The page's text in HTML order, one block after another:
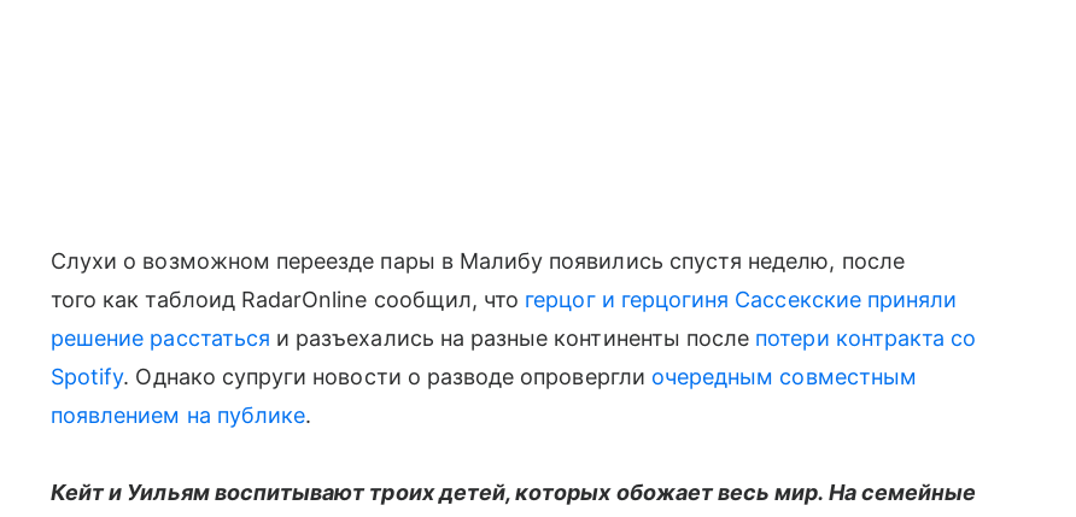
Слухи о возможном переезде пары в Малибу появились спустя неделю, после
того как таблоид RadarOnline сообщил, что герцог и герцогиня Сассекские приняли
решение расстаться и разъехались на разные континенты после потери контракта со
Spotify. Однако супруги новости о разводе опровергли очередным совместным
появлением на публике.
Кейт и Уильям воспитывают троих детей, которых обожает весь мир. На семейные